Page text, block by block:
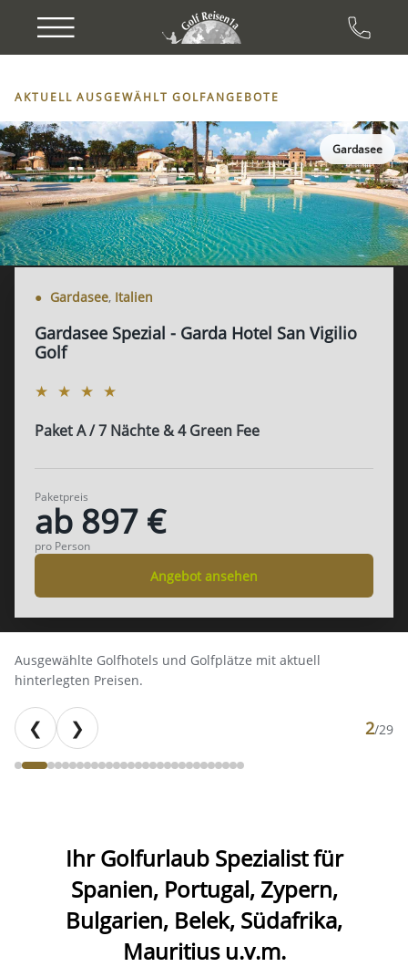
AKTUELL AUSGEWÄHLT GOLFANGEBOTE
Gardasee
● Gardasee, Italien
Gardasee Spezial - Garda Hotel San Vigilio
Golf
★ ★ ★ ★
Paket A / 7 Nächte & 4 Green Fee
Paketpreis
ab 897 €
pro Person
Angebot ansehen
Ausgewählte Golfhotels und Golfplätze mit aktuell
hinterlegten Preisen.
❮ ❯ 2/29
Ihr Golfurlaub Spezialistfür
Spanien, Portugal, Zypern,
Bulgarien, Belek, Südafrika,
Mauritius u.v.m.